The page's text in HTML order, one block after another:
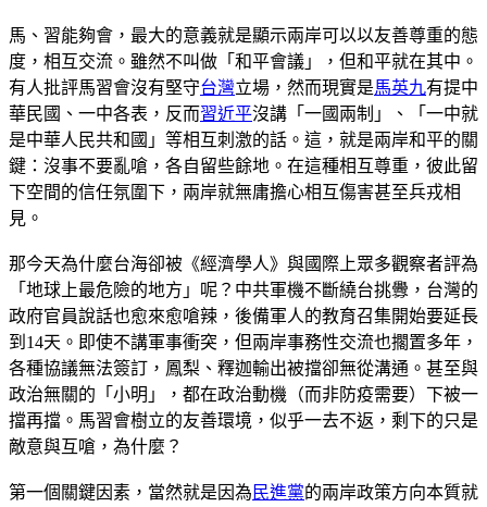
馬、習能夠會，最大的意義就是顯示兩岸可以以友善尊重的態
度，相互交流。雖然不叫做「和平會議」，但和平就在其中。
有人批評馬習會沒有堅守台灣立場，然而現實是馬英九有提中
華民國、一中各表，反而習近平沒講「一國兩制」、「一中就
是中華人民共和國」等相互刺激的話。這，就是兩岸和平的關
鍵：沒事不要亂嗆，各自留些餘地。在這種相互尊重，彼此留
下空間的信任氛圍下，兩岸就無庸擔心相互傷害甚至兵戎相
見。
那今天為什麼台海卻被《經濟學人》與國際上眾多觀察者評為
「地球上最危險的地方」呢？中共軍機不斷繞台挑釁，台灣的
政府官員說話也愈來愈嗆辣，後備軍人的教育召集開始要延長
到14天。即使不講軍事衝突，但兩岸事務性交流也擱置多年，
各種協議無法簽訂，鳳梨、釋迦輸出被擋卻無從溝通。甚至與
政治無關的「小明」，都在政治動機（而非防疫需要）下被一
擋再擋。馬習會樹立的友善環境，似乎一去不返，剩下的只是
敵意與互嗆，為什麼？
第一個關鍵因素，當然就是因為 民進黨的兩岸政策方向本質就